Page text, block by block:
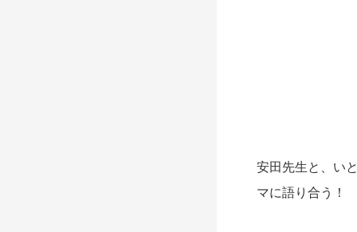
安田先生と、い
マに語り合う！